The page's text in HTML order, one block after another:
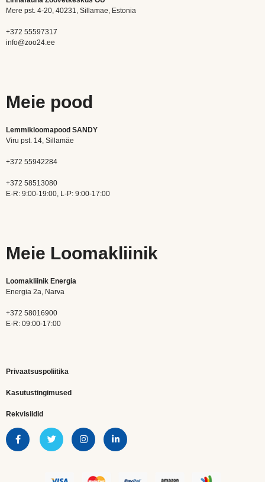
Mere pst. 4-20, 40231, Sillamae, Estonia
+372 55597317
info@zoo24.ee
Meie pood
Lemmikloomapood SANDY
Viru pst. 14, Sillamäe
+372 55942284
+372 58513080
E-R: 9:00-19:00, L-P: 9:00-17:00
Meie Loomakliinik
Loomakliinik Energia
Energia 2a, Narva
+372 58016900
E-R: 09:00-17:00
Privaatsuspoliitika
Kasutustingimused
Rekvisiidid